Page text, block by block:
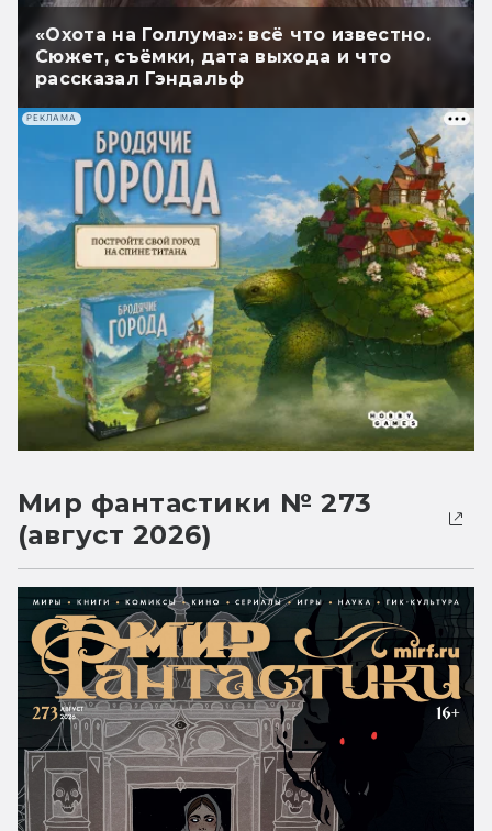
«Охота на Голлума»: всё что известно.
Сюжет, съёмки, дата выхода и что
рассказал Гэндальф
РЕКЛАМА
Мир фантастики № 273
(август 2026)